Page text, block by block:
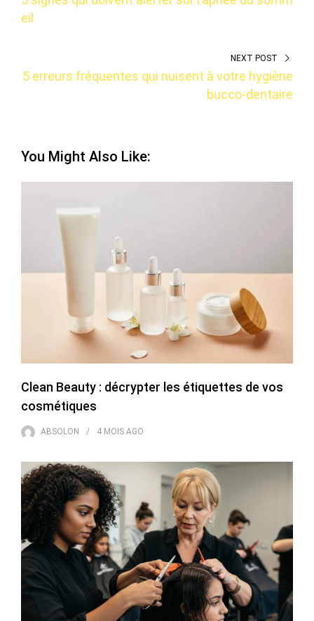
eil
NEXT POST
5 erreurs fréquentes qui nuisent à votre hygiène
bucco-dentaire
You Might Also Like:
Clean Beauty : décrypter les étiquettes de vos
cosmétiques
ABSOLON 4 MOIS AGO